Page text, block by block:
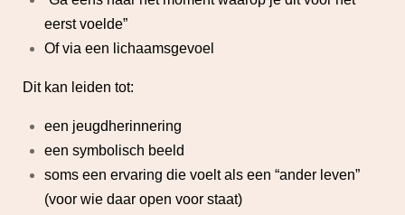
eerst voelde”
Of via een lichaamsgevoel
Dit kan leiden tot:
een jeugdherinnering
een symbolisch beeld
soms een ervaring die voelt als een “ander leven”
(voor wie daar open voor staat)